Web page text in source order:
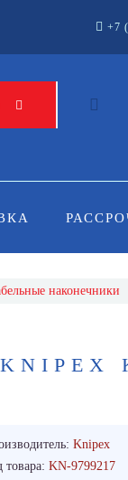
+7
наконечники
Knipex
товара: KN-9799217